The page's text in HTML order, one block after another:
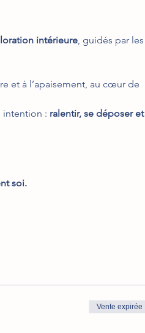
intérieure, guidés par les
et à l’apaisement, au cœur de
intention : ralentir, se déposer et
soi.
Vente expirée